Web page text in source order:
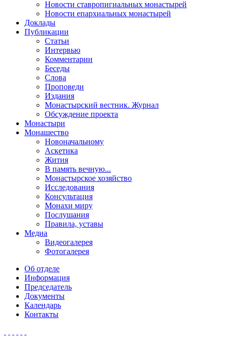
Новости ставропигиальных монастырей
Новости епархиальных монастырей
Доклады
Публикации
Статьи
Интервью
Комментарии
Беседы
Слова
Проповеди
Издания
Монастырский вестник. Журнал
Обсуждение проекта
Монастыри
Монашество
Новоначальному
Аскетика
Жития
В память вечную...
Монастырское хозяйство
Исследования
Консультация
Монахи миру
Послушания
Правила, уставы
Медиа
Видеогалерея
Фотогалерея
Об отделе
Информация
Председатель
Документы
Календарь
Контакты